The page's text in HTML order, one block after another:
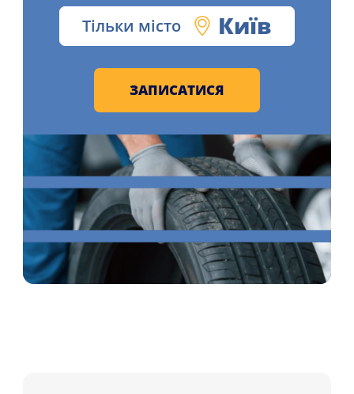
Тільки місто Київ
ЗАПИСАТИСЯ